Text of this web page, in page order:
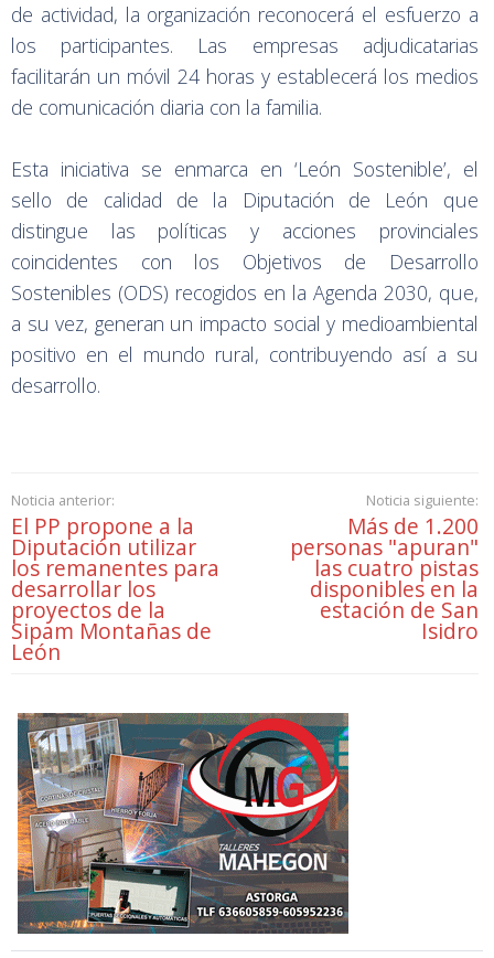
de actividad, la organización reconocerá el esfuerzo a
los participantes. Las empresas adjudicatarias
facilitarán un móvil 24 horas y establecerá los medios
de comunicación diaria con la familia.
Esta iniciativa se enmarca en ‘León Sostenible’, el
sello de calidad de la Diputación de León que
distingue las políticas y acciones provinciales
coincidentes con los Objetivos de Desarrollo
Sostenibles (ODS) recogidos en la Agenda 2030, que,
a su vez, generan un impacto social y medioambiental
positivo en el mundo rural, contribuyendo así a su
desarrollo.
Noticia anterior:
El PP propone a la
Diputación utilizar
los remanentes para
desarrollar los
proyectos de la
Sipam Montañas de
León
Noticia siguiente:
Más de 1.200
personas "apuran"
las cuatro pistas
disponibles en la
estación de San
Isidro